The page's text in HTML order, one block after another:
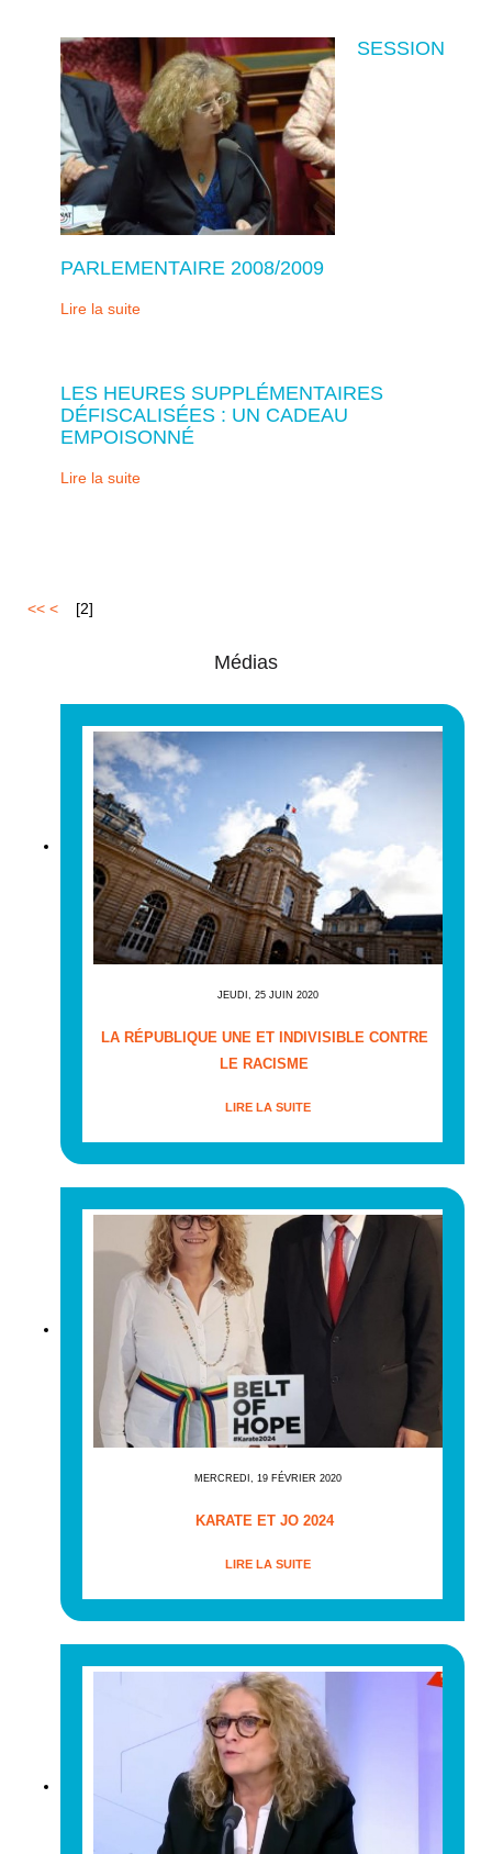
SESSION
PARLEMENTAIRE 2008/2009
Lire la suite
LES HEURES SUPPLÉMENTAIRES
DÉFISCALISÉES : UN CADEAU
EMPOISONNÉ
Lire la suite
<< < [2]
Médias
JEUDI, 25 JUIN 2020
LA RÉPUBLIQUE UNE ET INDIVISIBLE CONTRE
LE RACISME
LIRE LA SUITE
MERCREDI, 19 FÉVRIER 2020
KARATE ET JO 2024
LIRE LA SUITE